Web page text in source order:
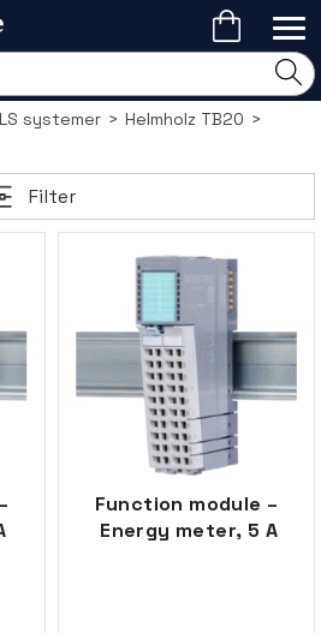
systemer>Helmholz TB20>
Filter
Function module –
Energy meter, 5 A